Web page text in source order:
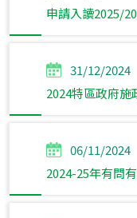
申請入讀2025/
31/12/2024
2024特區政府施
06/11/2024
2024-25年有問